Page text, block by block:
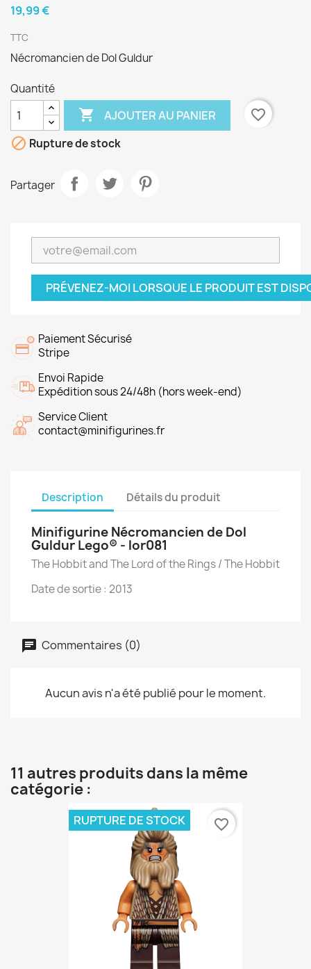
19,99 €
TTC
Nécromancien de Dol Guldur
Quantité
 AJOUTER AU PANIER
favorite_border
 Rupture de stock
Partager
PRÉVENEZ-MOI LORSQUE LE PRODUIT EST
Paiement Sécurisé
Stripe
Envoi Rapide
Expédition sous 24/48h (hors week-end)
Service Client
contact@minifigurines.fr
Description Détails du produit
Minifigurine Nécromancien de Dol
Guldur Lego® - lor081
The Hobbit and The Lord of the Rings / The Hobbit
Date de sortie : 2013
Commentaires (0)
Aucun avis n'a été publié pour le moment.
11 autres produits dans la même
catégorie :
RUPTURE DE STOCK favorite_border